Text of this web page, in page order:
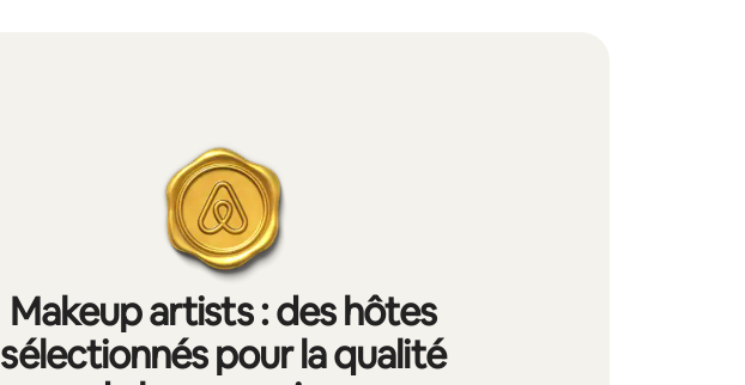
Makeup artists : des hôtes
sélectionnés pour la qualité